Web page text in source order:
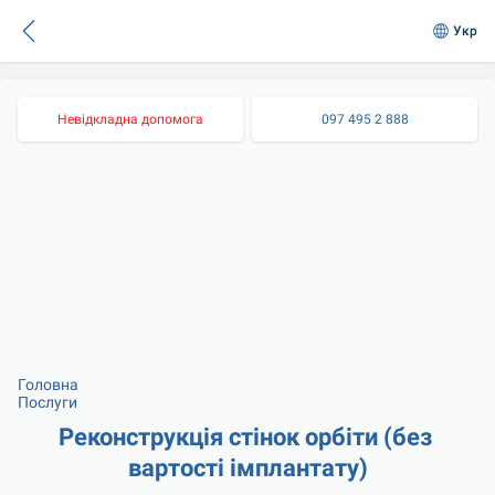
Укр
Невідкладна допомога 097 495 2 888
Головна
Послуги
Реконструкція стінок орбіти (без
вартості імплантату)